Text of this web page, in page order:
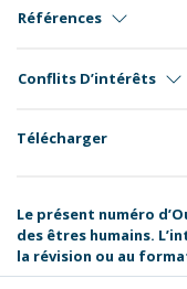
Références
Conflits D’intérêts
Télécharger
Le présent numéro
des êtres humains.
la révision ou au